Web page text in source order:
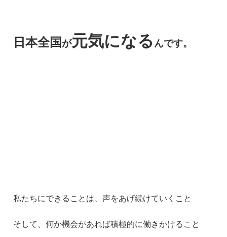
日本全国が元気になる んです。
私たちにできることは、声をあげ続けていくこと
そして、何か機会があれば積極的に働きかけること